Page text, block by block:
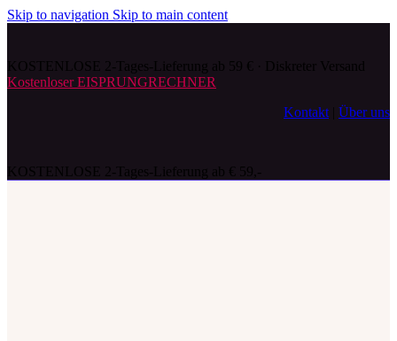
Skip to navigation Skip to main content
Kostenloser EISPRUNGRECHNER
Kontakt
Über uns